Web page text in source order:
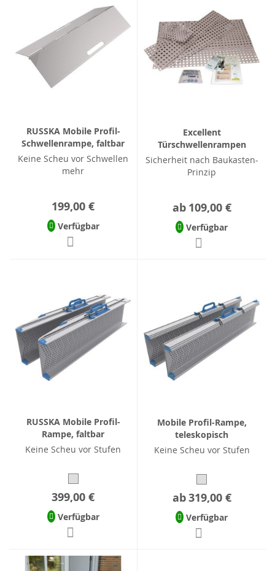
RUSSKA Mobile Profil-
Schwellenrampe, faltbar
Keine Scheu vor Schwellen
mehr
199,00 €
Verfügbar
Excellent
Türschwellenrampen
Sicherheit nach Baukasten-
Prinzip
ab 109,00 €
Verfügbar
RUSSKA Mobile Profil-
Rampe, faltbar
Keine Scheu vor Stufen
399,00 €
Verfügbar
Mobile Profil-Rampe,
teleskopisch
Keine Scheu vor Stufen
ab319,00 €
Verfügbar